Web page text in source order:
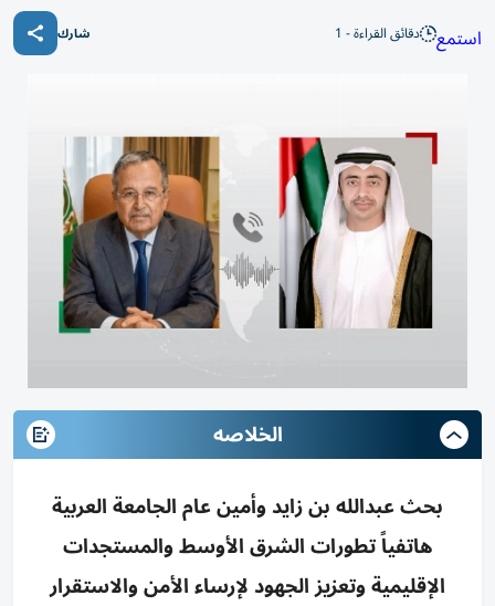
استمع دقائق القراءة - 1 شارك
الخلاصه
بحث عبدالله بن زايد وأمين عام الجامعة العربية
هاتفياً تطورات الشرق الأوسط والمستجدات
الإقليمية وتعزيز الجهود لإرساء الأمن والاستقرار